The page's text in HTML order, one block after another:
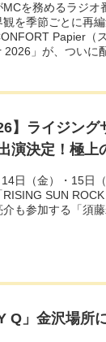
MCを務めるラジ
を季節ごとに再
Papier（
2026」が、ついに
】ライジン
演決定！極上
日（金）・15日
SUN
介も参加する「須
Q」金沢場所